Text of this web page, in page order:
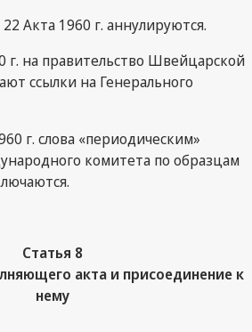
Акта 1960 г. аннулируются.
г. на правительство Швейцарской
ссылки на Генерального
г. слова «периодическим»
комитета по образцам
Статья 8
акта и присоединение к
нему